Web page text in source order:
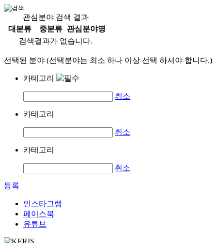
관심분야 검색 결과
대분류
중분류
관심분야명
검색결과가 없습니다.
선택된 분야 (선택분야는 최소 하나 이상 선택 하셔야 합니다.)
카테고리
취소
카테고리
취소
카테고리
취소
등록
인스타그램
페이스북
유튜브